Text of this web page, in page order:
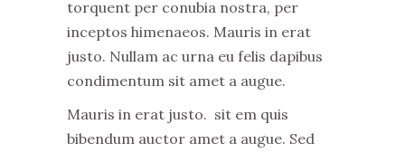
torquent per conubia nostra, per
inceptos himenaeos. Mauris in erat
justo. Nullam ac urna eu felis dapibus
condimentum sit amet a augue.
Mauris in erat justo. sit em quis
bibendum auctor amet a augue. Sed